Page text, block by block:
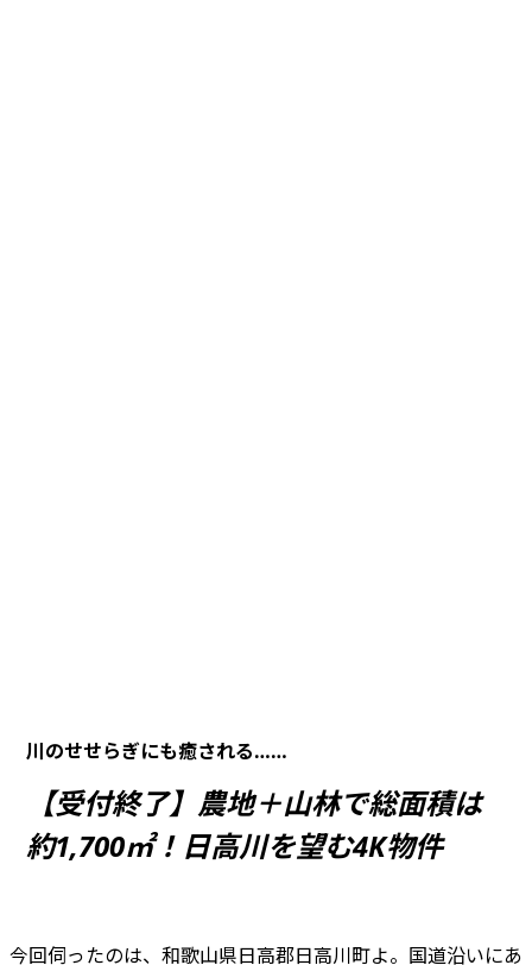
川のせせらぎにも癒される……
【受付終了】農地＋山林で総面積は
約1,700㎡！日高川を望む4K物件
今回伺ったのは、和歌山県日高郡日高川町よ。国道沿いにあ